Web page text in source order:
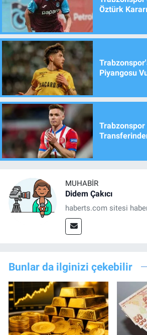
Öztürk Kararı
Piyangosu
Trabzonspor
MUHABIR
Didem Çakıcı
haberts.com sitesi
Bunlar da ilginizi çekebilir